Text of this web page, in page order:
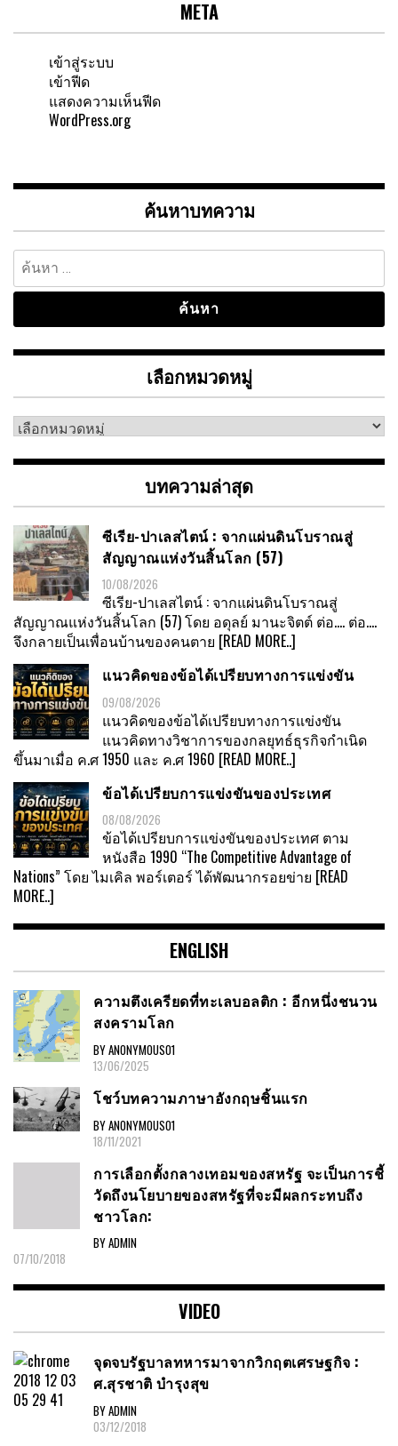
META
เข้าสู่ระบบ
เข้าฟีด
แสดงความเห็นฟีด
WordPress.org
ค้นหาบทความ
ค้นหา
สำหรับ:
เลือกหมวดหมู่
เลือก
หมู่
บทความล่าสุด
ซีเรีย-ปาเลสไตน์ : จากแผ่นดินโบราณสู่
สัญญาณแห่งวันสิ้นโลก (57)
10/08/2026
ซีเรีย-ปาเลสไตน์ : จากแผ่นดินโบราณสู่
สัญญาณแห่งวันสิ้นโลก (57) โดย อดุลย์ มานะจิตต์ ต่อ…. ต่อ….
จึงกลายเป็นเพื่อนบ้านของคนตาย [READ MORE..]
แนวคิดของข้อได้เปรียบทางการแข่งขัน
09/08/2026
แนวคิดของข้อได้เปรียบทางการแข่งขัน
แนวคิดทางวิชาการของกลยุทธ์ธุรกิจกำเนิด
ขึ้นมาเมื่อ ค.ศ 1950 และ ค.ศ 1960 [READ MORE..]
ข้อได้เปรียบการแข่งขันของประเทศ
08/08/2026
ข้อได้เปรียบการแข่งขันของประเทศ ตาม
หนังสือ 1990 “The Competitive Advantage of
Nations” โดย ไมเคิล พอร์เตอร์ ได้พัฒนากรอยข่าย [READ
MORE..]
ENGLISH
ความตึงเครียดที่ทะเลบอลติก : อีกหนึ่งชนวน
สงครามโลก
BY ANONYMOUS01
13/06/2025
โชว์บทความภาษาอังกฤษชิ้นแรก
BY ANONYMOUS01
18/11/2021
การเลือกตั้งกลางเทอมของสหรัฐ จะเป็นการชี้
วัดถึงนโยบายของสหรัฐที่จะมีผลกระทบถึง
ชาวโลก:
BY ADMIN
07/10/2018
VIDEO
จุดจบรัฐบาลทหารมาจากวิกฤตเศรษฐกิจ :
ศ.สุรชาติ บำรุงสุข
BY ADMIN
03/12/2018